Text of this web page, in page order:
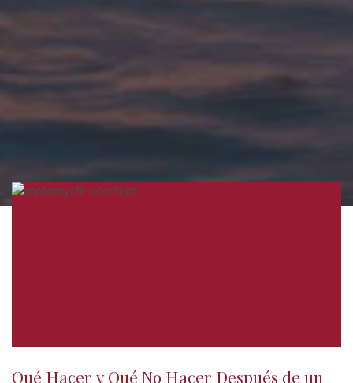
Qué Hacer y Qué No Hacer Después de un